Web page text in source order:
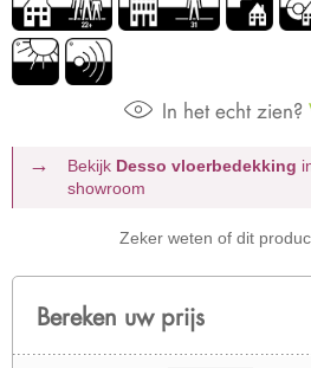
In het echt zien?
Bekijk Desso vloerbedekking
showroom
Zeker weten of dit
Bereken uw prijs